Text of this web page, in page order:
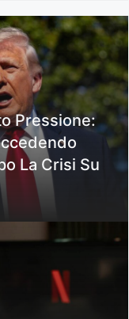
Pressione:
La Crisi Su